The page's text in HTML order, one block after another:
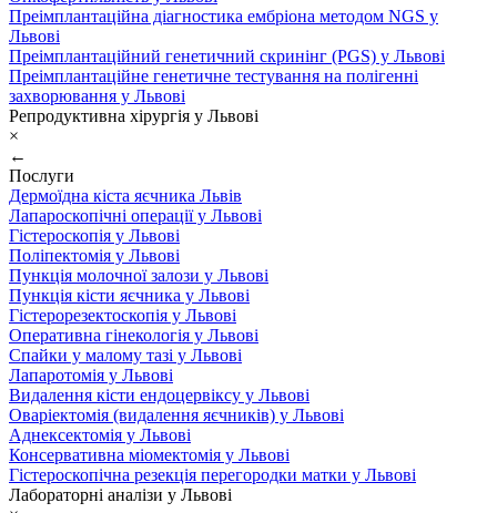
Преімплантаційна діагностика ембріона методом NGS у
Львові
Преімплантаційний генетичний скринінг (PGS) у Львові
Преімплантаційне генетичне тестування на полігенні
захворювання у Львові
Репродуктивна хірургія у Львові
×
←
Послуги
Дермоїдна кіста яєчника Львів
Лапароскопічні операції у Львові
Гістероскопія у Львові
Поліпектомія у Львові
Пункція молочної залози у Львові
Пункція кісти яєчника у Львові
Гістерорезектоскопія у Львові
Оперативна гінекологія у Львові
Спайки у малому тазі у Львові
Лапаротомія у Львові
Видалення кісти ендоцервіксу у Львові
Оваріектомія (видалення яєчників) у Львові
Аднексектомія у Львові
Консервативна міомектомія у Львові
Гістероскопічна резекція перегородки матки у Львові
Лабораторні аналізи у Львові